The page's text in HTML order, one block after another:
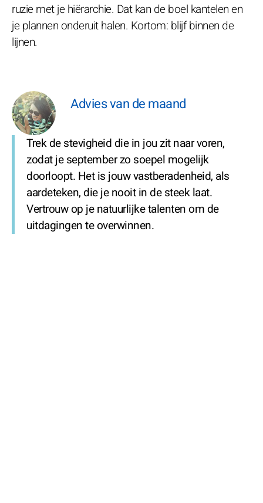
ruzie met je hiërarchie. Dat kan de boel kantelen en
je plannen onderuit halen. Kortom: blijf binnen de
lijnen.
Advies van de maand
Trek de stevigheid die in jou zit naar voren,
zodat je september zo soepel mogelijk
doorloopt. Het is jouw vastberadenheid, als
aardeteken, die je nooit in de steek laat.
Vertrouw op je natuurlijke talenten om de
uitdagingen te overwinnen.